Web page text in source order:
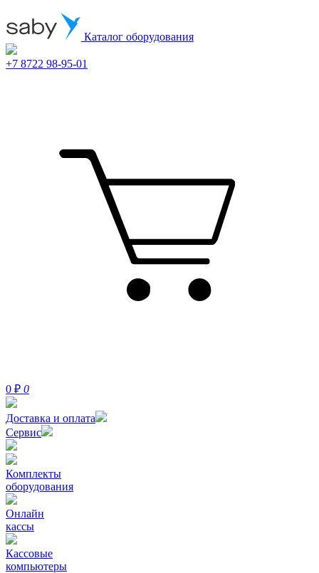
Каталог оборудования
+7 8722 98-95-01
0 ₽ 0
Доставка и оплата
Сервис
Комплекты
оборудования
Онлайн
кассы
Кассовые
компьютеры